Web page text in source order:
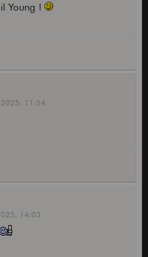
Young !
11:54
14:03